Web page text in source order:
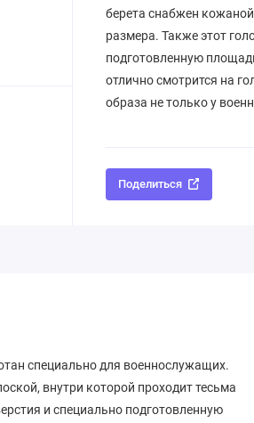
берета снабжен
размера. Также этот
подготовленную
отлично смотрится на
образа не только у
Поделиться
специально для военнослужащих.
внутри которой проходит тесьма
и специально подготовленную